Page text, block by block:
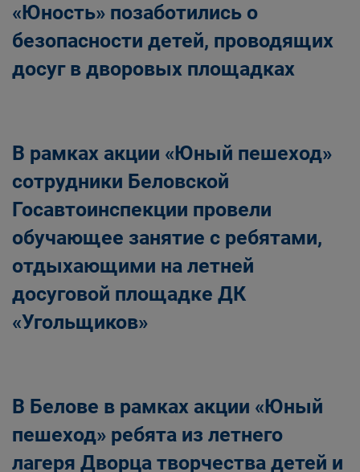
«Юность» позаботились о
безопасности детей, проводящих
досуг в дворовых площадках
В рамках акции «Юный пешеход»
сотрудники Беловской
Госавтоинспекции провели
обучающее занятие с ребятами,
отдыхающими на летней
досуговой площадке ДК
«Угольщиков»
В Белове в рамках акции «Юный
пешеход» ребята из летнего
лагеря Дворца творчества детей и